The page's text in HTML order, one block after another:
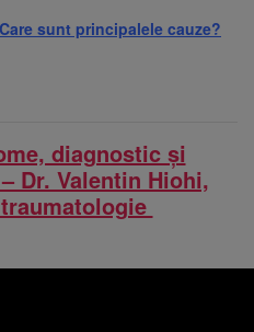
sunt principalele cauze?
diagnostic și
Dr. Valentin Hiohi,